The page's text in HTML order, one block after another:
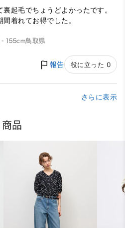
起毛でちょうどよかったです。
着れてお得でした。
155cm鳥取県
報告 役に立った 0
さらに表示
品